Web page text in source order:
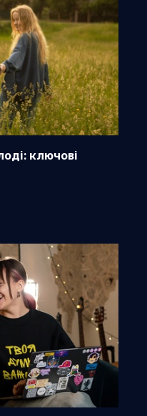
ключові